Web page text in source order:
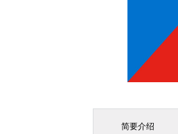
简要介绍